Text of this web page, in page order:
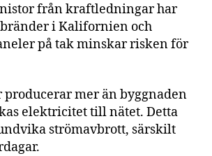
från kraftledningar har
i Kalifornien och
på tak minskar risken för
producerar mer än byggnaden
elektricitet till nätet. Detta
strömavbrott, särskilt